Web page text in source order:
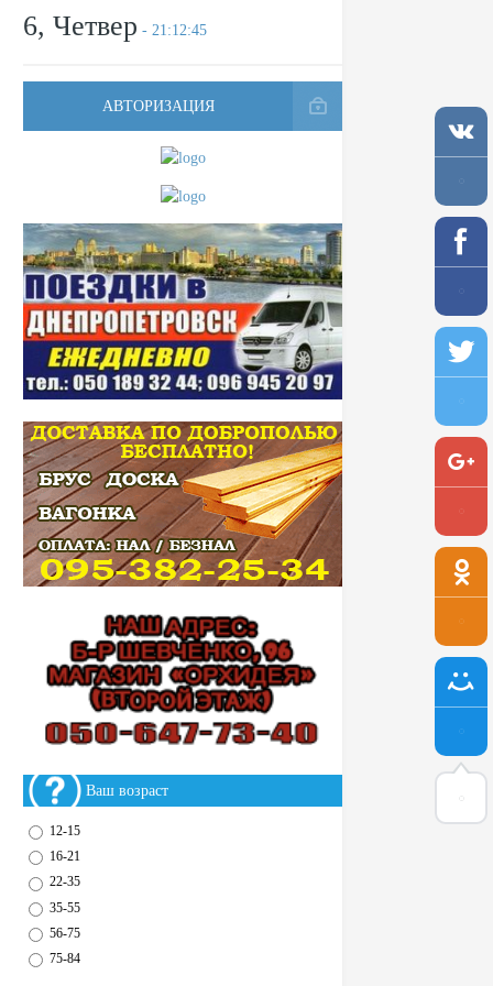
6, Четвер - 21:12:45
АВТОРИЗАЦИЯ
Ваш возраст
12-15
16-21
22-35
35-55
56-75
75-84